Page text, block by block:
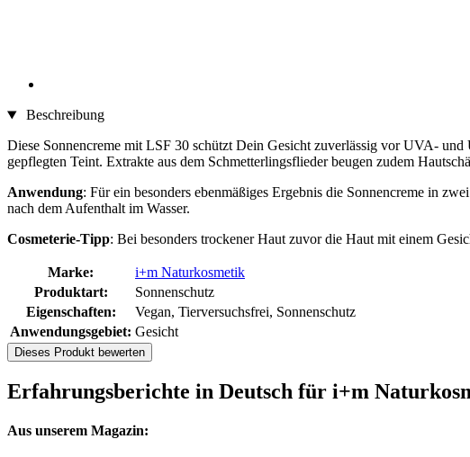
Beschreibung
Diese Sonnencreme mit LSF 30 schützt Dein Gesicht zuverlässig vor UVA-
gepflegten Teint. Extrakte aus dem Schmetterlingsflieder beugen zudem
Anwendung: Für ein besonders ebenmäßiges Ergebnis die Sonnencreme in
nach dem Aufenthalt im Wasser.
Cosmeterie-Tipp: Bei besonders trockener Haut zuvor die Haut mit einem
Marke:
i+m Naturkosmetik
Produktart:
Sonnenschutz
Eigenschaften:
Vegan, Tierversuchsfrei, Sonnenschutz
Anwendungsgebiet: Gesicht
Dieses Produkt bewerten
Erfahrungsberichte in Deutsch für i+m
Aus unserem Magazin: